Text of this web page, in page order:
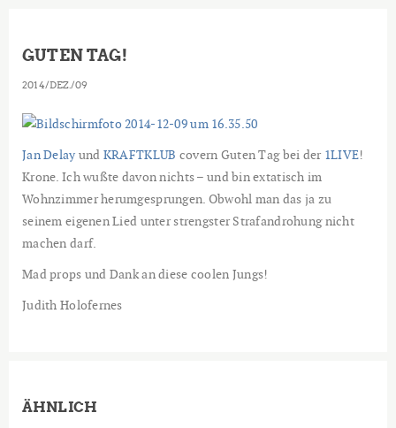
GUTEN TAG!
2014 DEZ. 09
Jan Delay und KRAFTKLUB covern Guten Tag bei der 1LIVE!
Krone. Ich wußte davon nichts – und bin extatisch im
Wohnzimmer herumgesprungen. Obwohl man das ja zu
seinem eigenen Lied unter strengster Strafandrohung nicht
machen darf.
Mad props und Dank an diese coolen Jungs!
Judith Holofernes
ÄHNLICH